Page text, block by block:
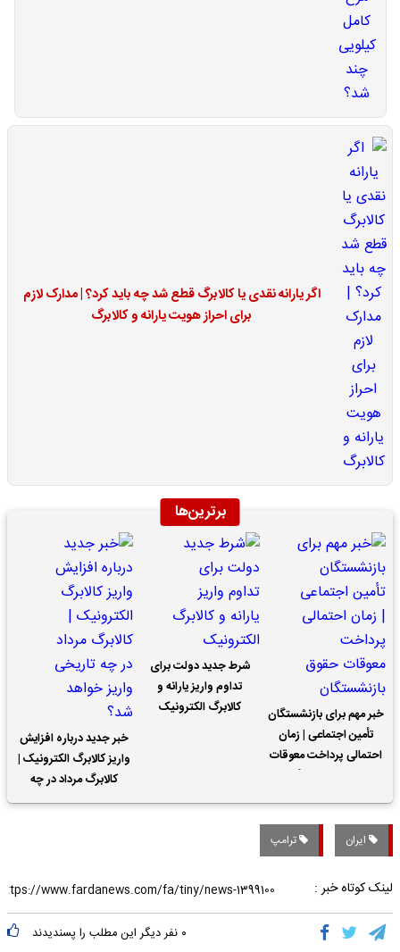
اگر یارانه نقدی یا کالابرگ قطع شد چه باید کرد؟ | مدارک لازم
برای احراز هویت یارانه و کالابرگ
برترین‌ها
خبر مهم برای بازنشستگان
تأمین اجتماعی | زمان
احتمالی پرداخت معوقات
شرط جدید دولت برای
تداوم واریز یارانه و
کالابرگ الکترونیک
خبر جدید درباره افزایش
واریز کالابرگ الکترونیک |
کالابرگ مرداد در چه
تاریخی واریز خواهد شد؟
ایران ترامپ
لینک کوتاه خبر :
۰ نفر دیگر این مطلب را پسندیدند